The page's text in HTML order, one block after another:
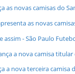
as novas camisas do
as novas
assim - São Paulo
a nova camisa
a nova terceira camisa